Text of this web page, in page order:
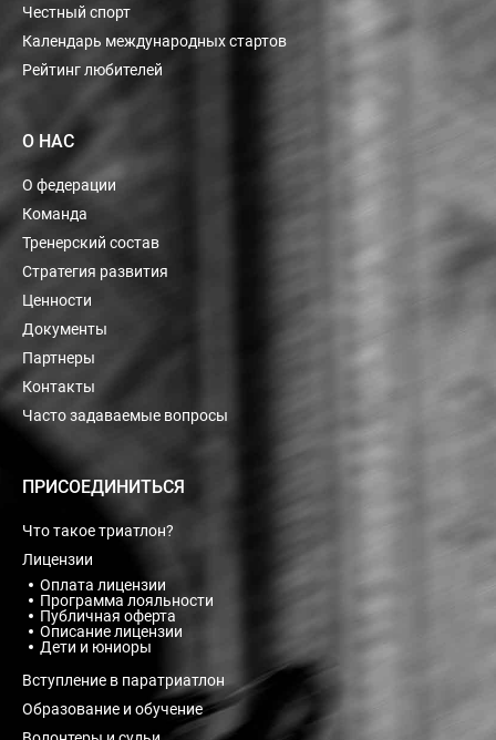
Честный спорт
Календарь международных стартов
Рейтинг любителей
О НАС
О федерации
Команда
Тренерский состав
Стратегия развития
Ценности
Документы
Партнеры
Контакты
Часто задаваемые вопросы
ПРИСОЕДИНИТЬСЯ
Что такое триатлон?
Лицензии
Оплата лицензии
Программа лояльности
Публичная оферта
Описание лицензии
Дети и юниоры
Вступление в паратриатлон
Образование и обучение